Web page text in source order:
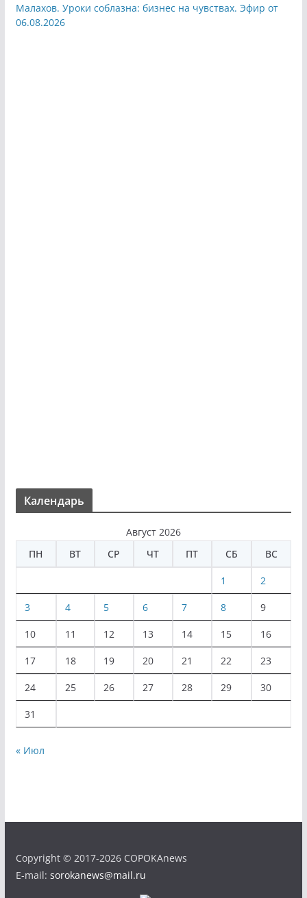
Малахов. Уроки соблазна: бизнес на чувствах. Эфир от
06.08.2026
Календарь
Август 2026
ПН
ВТ СР ЧТ ПТ СБ ВС
1 2
3 4 5 6 7 8 9
10 11 12 13 14 15 16
17 18 19 20 21 22 23
24 25 26 27 28 29 30
31
« Июл
Copyright © 2017-2026 COPOKAnews
E-mail: sorokanews@mail.ru